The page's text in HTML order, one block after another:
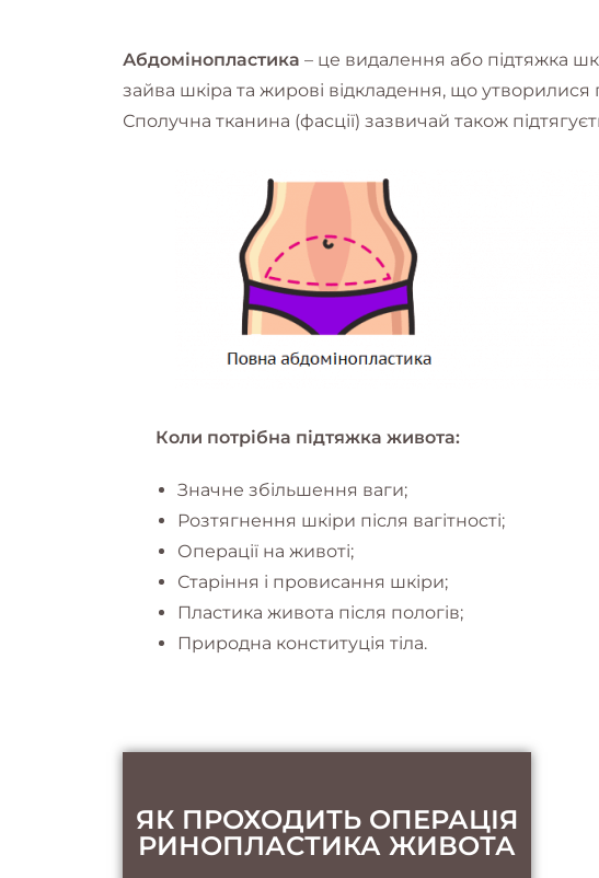
Абдомінопластика – це видалення або підтяжка
зайва шкіра та жирові відкладення, що
Сполучна тканина (фасції) зазвичай також
Коли потрібна підтяжка живота:
Значне збільшення ваги;
Розтягнення шкіри після вагітності;
Операції на животі;
Старіння і провисання шкіри;
Пластика живота після пологів;
Природна конституція тіла.
ЯК ПРОХОДИТЬ ОПЕРАЦІЯ
РИНОПЛАСТИКА ЖИВОТА